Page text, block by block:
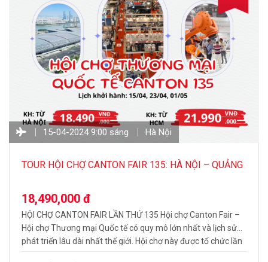
15-04-2024 9:00 sáng Hà Nội
TOUR HỘI CHỢ CANTON FAIR 135: HÀ NỘI – QUẢNG
18,490,000 đ
HỘI CHỢ CANTON FAIR LẦN THỨ 135 Hội chợ Canton Fair –
Hội chợ Thương mại Quốc tế có quy mô lớn nhất và lịch sử
phát triển lâu dài nhất thế giới. Hội chợ này được tổ chức lần